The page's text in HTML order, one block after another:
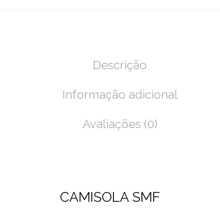
Descrição
Informação adicional
Avaliações (0)
CAMISOLA SMF